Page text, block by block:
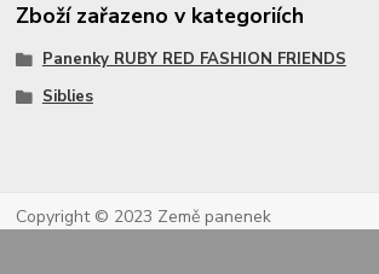
Zboží zařazeno v kategoriích
Panenky RUBY RED FASHION FRIENDS
Siblies
Copyright © 2023 Země panenek